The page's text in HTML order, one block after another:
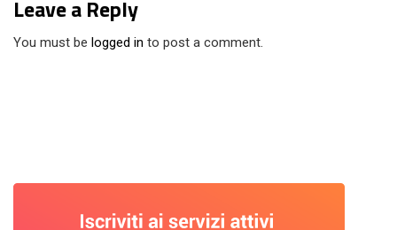
Leave a Reply
You must be logged in to post a comment.